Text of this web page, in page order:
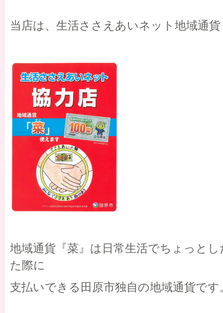
当店は、生活ささえあいネット地域通
地域通貨『菜』は日常生活でちょっと
た際に
支払いできる田原市独自の地域通貨です